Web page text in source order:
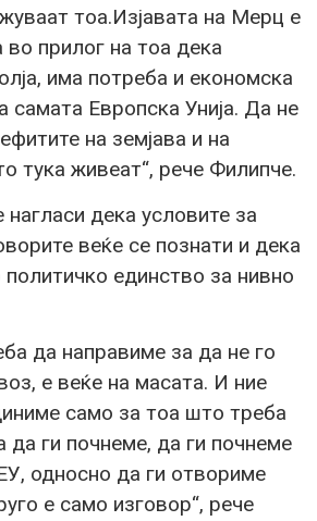
тоа.Изјавата на Мерц е
во прилог на тоа дека
има потреба и економска
самата Европска Унија. Да не
на земјава и на
тука живеат“, рече Филипче.
дека условите за
веќе се познати и дека
единство за нивно
да направиме за да не го
е веќе на масата. И ние
само за тоа што треба
да ги почнеме, да ги почнеме
односно да ги отвориме
е само изговор“, рече